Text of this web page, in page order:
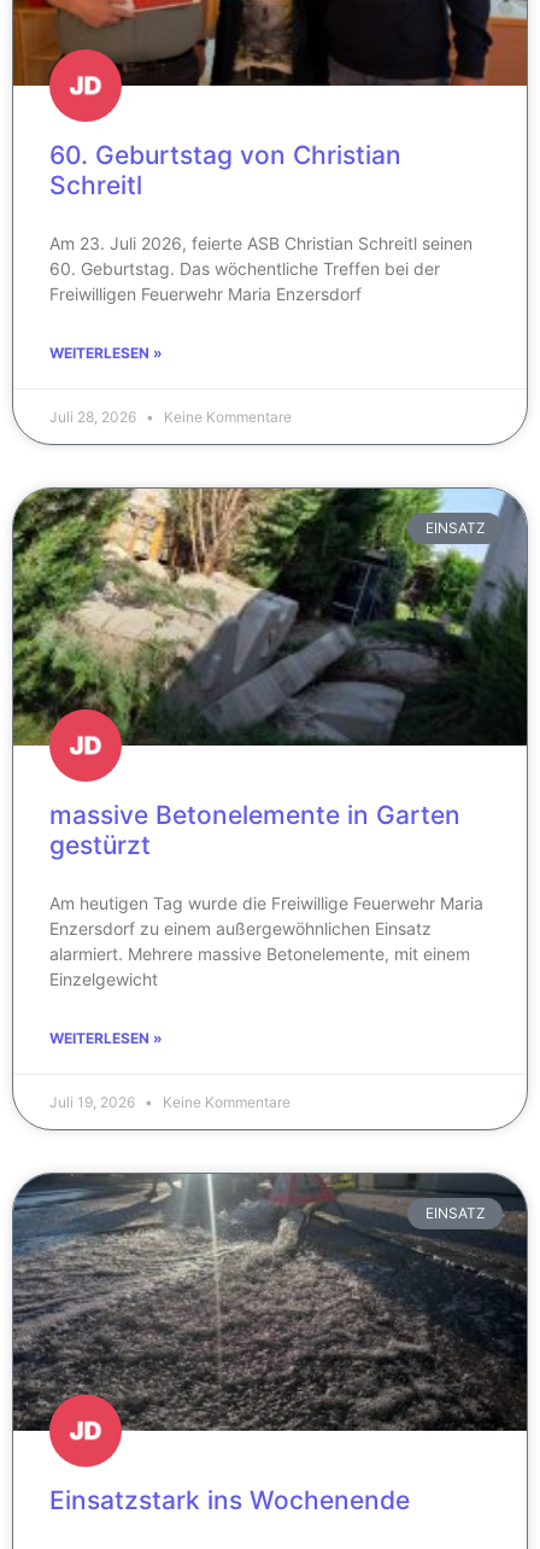
60. Geburtstag von Christian
Schreitl
Am 23. Juli 2026, feierte ASB Christian Schreitl seinen
60. Geburtstag. Das wöchentliche Treffen bei der
Freiwilligen Feuerwehr Maria Enzersdorf
WEITERLESEN »
Juli 28, 2026 Keine Kommentare
EINSATZ
massive Betonelemente in Garten
gestürzt
Am heutigen Tag wurde die Freiwillige Feuerwehr Maria
Enzersdorf zu einem außergewöhnlichen Einsatz
alarmiert. Mehrere massive Betonelemente, mit einem
Einzelgewicht
WEITERLESEN »
Juli 19, 2026 Keine Kommentare
EINSATZ
Einsatzstark ins Wochenende